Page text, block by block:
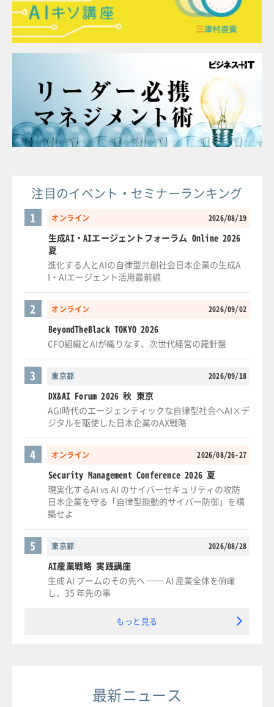
注目のイベント・セミナーランキング
オンライン 2026/08/19
1
生成AI・AIエージェントフォーラム Online 2026
夏
進化する人とAIの自律型共創社会日本企業の生成A
I・AIエージェント活用最前線
オンライン 2026/09/02
2
BeyondTheBlack TOKYO 2026
CFO組織とAIが織りなす、次世代経営の羅針盤
東京都 2026/09/18
3
DX&AI Forum 2026 秋 東京
AGI時代のエージェンティックな自律型社会へAI×デ
ジタルを駆使した日本企業のAX戦略
オンライン 2026/08/26-27
4
Security Management Conference 2026 夏
現実化するAI vs AI のサイバーセキュリティの攻防
日本企業を守る「自律型能動的サイバー防御」を構
築せよ
東京都 2026/08/28
5
AI産業戦略 実践講座
生成 AI ブームのその先へ ── AI 産業全体を俯瞰
し、35 年先の事
もっと見る
最新ニュース